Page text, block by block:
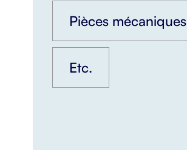
Pièces mécaniques
Etc.